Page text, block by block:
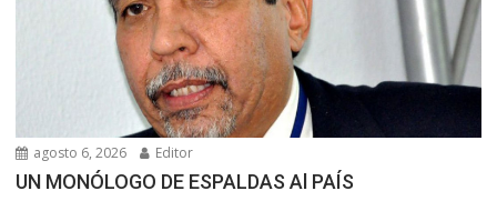
agosto 6, 2026 Editor
UN MONÓLOGO DE ESPALDAS Al PAÍS